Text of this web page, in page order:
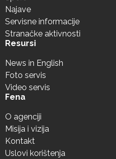
Najave
Servisne informacije
Stranačke aktivnosti
Resursi
News in English
Foto servis
Video servis
Fena
O agenciji
Misija i vizija
Kontakt
Uslovi korištenja